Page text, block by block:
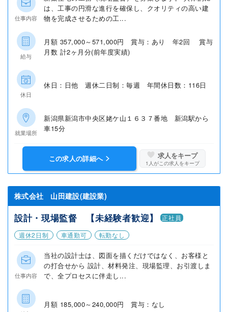
仕事内容
は、工事の円滑な進行を確保し、クオリティの高い建
物を完成させるための工...
給与
月額 357,000～571,000円 賞与：あり 年2回 賞与
月数 計2ヶ月分(前年度実績)
休日
休日：日他 週休二日制：毎週 年間休日数：116日
就業場所
新潟県新潟市中央区姥ケ山１６３７番地 新潟駅から
車15分
この求人の詳細へ 求人をキープ
1 人がこの求人をキープ
株式会社 山田建設(建設業)
設計・現場監督 【未経験者歓迎】
正社員
週休2日制
車通勤可 転勤なし
仕事内容
当社の設計士は、図面を描くだけではなく、お客様と
の打合せから 設計、材料発注、現場監理、お引渡しま
で、全プロセスに伴走し...
月額 185,000～240,000円 賞与：なし